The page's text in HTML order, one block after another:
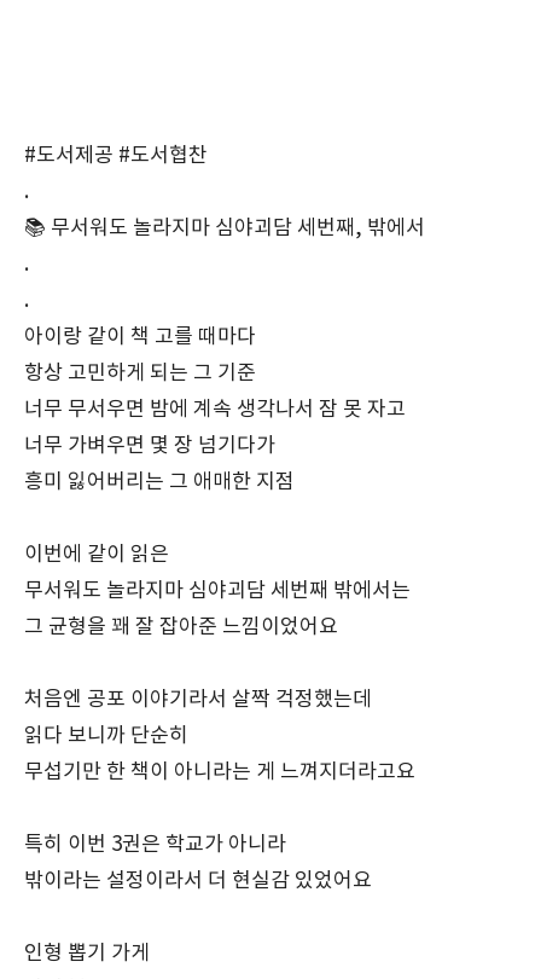
#도서제공 #도서협찬
.
📚 무서워도 놀라지마 심야괴담 세번째, 밖에서
.
.
아이랑 같이 책 고를 때마다
항상 고민하게 되는 그 기준
너무 무서우면 밤에 계속 생각나서 잠 못 자고
너무 가벼우면 몇 장 넘기다가
흥미 잃어버리는 그 애매한 지점
이번에 같이 읽은
무서워도 놀라지마 심야괴담 세번째 밖에서는
그 균형을 꽤 잘 잡아준 느낌이었어요
처음엔 공포 이야기라서 살짝 걱정했는데
읽다 보니까 단순히
무섭기만 한 책이 아니라는 게 느껴지더라고요
특히 이번 3권은 학교가 아니라
밖이라는 설정이라서 더 현실감 있었어요
인형 뽑기 가게